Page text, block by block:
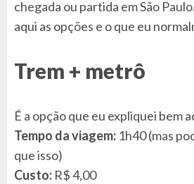
chegada ou partida em São
aqui as opções e o que eu
Trem + metrô
É a opção que eu expliquei bem
Tempo da viagem: 1h40 (mas
que isso)
Custo: R$ 4,00